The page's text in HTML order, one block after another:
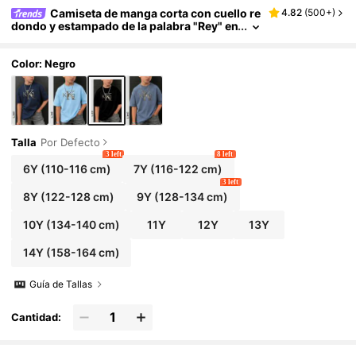
Camiseta de manga corta con cuello re
dondo y estampado de la palabra "Rey" en
4.82 (500+)
Color: Negro
Talla Por Defecto
6Y(110-116 cm)
3 left
7Y (116-122 cm)
8 left
8Y(122-128 cm) 9Y (128-134 cm)
3 left
10Y(134-140 cm) 11Y 12Y 13Y
14Y(158-164 cm)
Guía de Tallas
Cantidad: